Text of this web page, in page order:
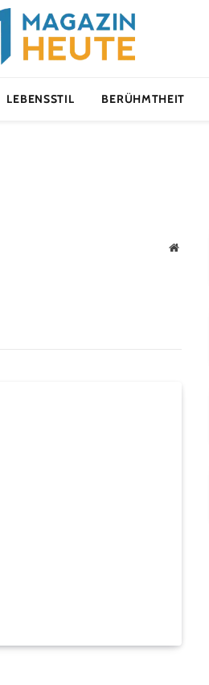
LEBENSSTIL BERÜHMTHEIT
Website